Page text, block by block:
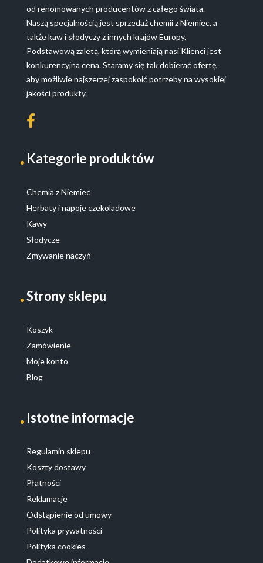
od renomowanych producentów z całego świata.
Naszą specjalnością jest sprzedaż chemii z Niemiec, a
także kaw i słodyczy z innych krajów Europy.
Podstawową zaletą, którą wymieniają nasi Klienci jest
konkurencyjna cena. Staramy się tak dobierać ofertę,
aby możliwie najszerzej zaspokoić potrzeby na wysokiej
jakości produkty.
Kategorie produktów
Chemia z Niemiec
Herbaty i napoje czekoladowe
Kawy
Słodycze
Zmywanie naczyń
Strony sklepu
Koszyk
Zamówienie
Moje konto
Blog
Istotne informacje
Regulamin sklepu
Koszty dostawy
Płatności
Reklamacje
Odstąpienie od umowy
Polityka prywatności
Polityka cookies